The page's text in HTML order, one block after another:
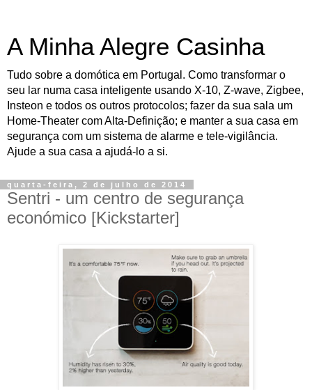
A Minha Alegre Casinha
Tudo sobre a domótica em Portugal. Como transformar o
seu lar numa casa inteligente usando X-10, Z-wave, Zigbee,
Insteon e todos os outros protocolos; fazer da sua sala um
Home-Theater com Alta-Definição; e manter a sua casa em
segurança com um sistema de alarme e tele-vigilância.
Ajude a sua casa a ajudá-lo a si.
quarta-feira, 2 de julho de 2014
Sentri - um centro de segurança
económico [Kickstarter]